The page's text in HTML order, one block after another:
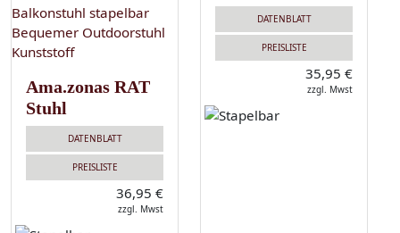
Ama.zonas RAT
Stuhl
DATENBLATT
PREISLISTE
36,95 €
zzgl. Mwst
DATENBLATT
PREISLISTE
35,95 €
zzgl. Mwst